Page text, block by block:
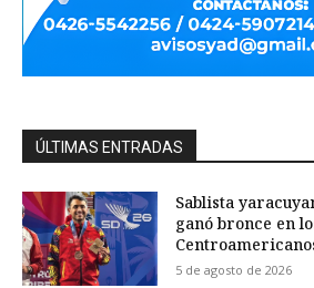
ÚLTIMAS ENTRADAS
Sablista
ganó bronce en
5 de agosto de 2026